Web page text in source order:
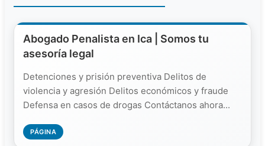
Abogado Penalista en Ica | Somos tu
asesoría legal
Detenciones y prisión preventiva Delitos de
violencia y agresión Delitos económicos y fraude
Defensa en casos de drogas Contáctanos ahora...
PÁGINA